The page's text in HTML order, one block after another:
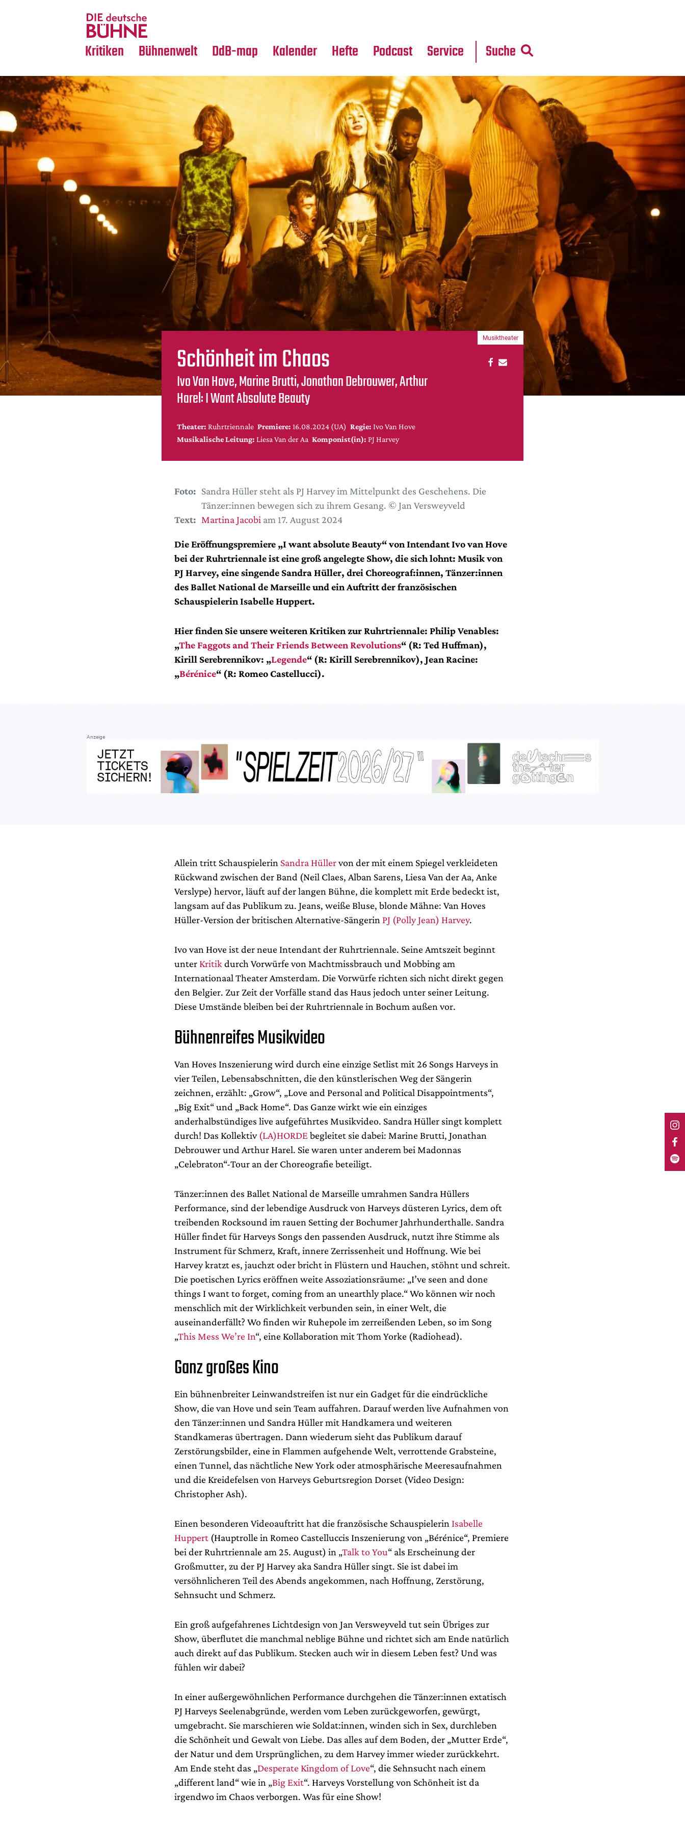
Kritiken
Crossover
Bühnenwelt
Medientipps
DdB-map Kalender Hefte Podcast Service Suche
Schönheit im Chaos
Ivo Van Hove, Marine Brutti, Jonathan Debrouwer, Arthur
Harel: I Want Absolute Beauty
Theater: Ruhrtriennale Premiere: 16.08.2024 (UA) Regie: Ivo Van Hove
Musikalische Leitung: Liesa Van der Aa Komponist(in): PJ Harvey
Musiktheater
Foto: Sandra Hüller steht als PJ Harvey im Mittelpunkt des Geschehens. Die
Tänzer:innen bewegen sich zu ihrem Gesang. © Jan Versweyveld
Text: Martina Jacobi am 17. August 2024
Die Eröffnungspremiere „I want absolute Beauty“ von Intendant Ivo van Hove
bei der Ruhrtriennale ist eine groß angelegte Show, die sich lohnt: Musik von
PJ Harvey, eine singende Sandra Hüller, drei Choreograf:innen, Tänzer:innen
des Ballet National de Marseille und ein Auftritt der französischen
Schauspielerin Isabelle Huppert.
Hier finden Sie unsere weiteren Kritiken zur Ruhrtriennale: Philip Venables:
„The Faggots and Their Friends Between Revolutions“ (R: Ted Huffman),
Kirill Serebrennikov: „Legende“ (R: Kirill Serebrennikov), Jean Racine:
„Bérénice“ (R: Romeo Castellucci).
Anzeige
Allein tritt Schauspielerin Sandra Hüllervon der mit einem Spiegel verkleideten
Rückwand zwischen der Band (Neil Claes, Alban Sarens, Liesa Van der Aa, Anke
Verslype) hervor, läuft auf der langen Bühne, die komplett mit Erde bedeckt ist,
langsam auf das Publikum zu. Jeans, weiße Bluse, blonde Mähne: Van Hoves
Hüller-Version der britischen Alternative-Sängerin PJ (Polly Jean) Harvey.
Ivo van Hove ist der neue Intendant der Ruhrtriennale. Seine Amtszeit beginnt
unter Kritik durch Vorwürfe von Machtmissbrauch und Mobbing am
Internationaal Theater Amsterdam. Die Vorwürfe richten sich nicht direkt gegen
den Belgier. Zur Zeit der Vorfälle stand das Haus jedoch unter seiner Leitung.
Diese Umstände bleiben bei der Ruhrtriennale in Bochum außen vor.
Bühnenreifes Musikvideo
Van Hoves Inszenierung wird durch eine einzige Setlist mit 26 Songs Harveys in
vier Teilen, Lebensabschnitten, die den künstlerischen Weg der Sängerin
zeichnen, erzählt: „Grow“, „Love and Personal and Political Disappointments“,
„Big Exit“ und „Back Home“. Das Ganze wirkt wie ein einziges
anderhalbstündiges live aufgeführtes Musikvideo. Sandra Hüller singt komplett
durch! Das Kollektiv (LA)HORDEbegleitet sie dabei: Marine Brutti, Jonathan
Debrouwer und Arthur Harel. Sie waren unter anderem bei Madonnas
„Celebraton“-Tour an der Choreografie beteiligt.
Tänzer:innen des Ballet National de Marseille umrahmen Sandra Hüllers
Performance, sind der lebendige Ausdruck von Harveys düsteren Lyrics, dem oft
treibenden Rocksound im rauen Setting der Bochumer Jahrhunderthalle. Sandra
Hüller findet für Harveys Songs den passenden Ausdruck, nutzt ihre Stimme als
Instrument für Schmerz, Kraft, innere Zerrissenheit und Hoffnung. Wie bei
Harvey kratzt es, jauchzt oder bricht in Flüstern und Hauchen, stöhnt und schreit.
Die poetischen Lyrics eröffnen weite Assoziationsräume: „I’ve seen and done
things I want to forget, coming from an unearthly place.“ Wo können wir noch
menschlich mit der Wirklichkeit verbunden sein, in einer Welt, die
auseinanderfällt? Wo finden wir Ruhepole im zerreißenden Leben, so im Song
„This Mess We’re In“, eine Kollaboration mit Thom Yorke (Radiohead).
Ganz großes Kino
Ein bühnenbreiter Leinwandstreifen ist nur ein Gadget für die eindrückliche
Show, die van Hove und sein Team auffahren. Darauf werden live Aufnahmen von
den Tänzer:innen und Sandra Hüller mit Handkamera und weiteren
Standkameras übertragen. Dann wiederum sieht das Publikum darauf
Zerstörungsbilder, eine in Flammen aufgehende Welt, verrottende Grabsteine,
einen Tunnel, das nächtliche New York oder atmosphärische Meeresaufnahmen
und die Kreidefelsen von Harveys Geburtsregion Dorset (Video Design:
Christopher Ash).
Einen besonderen Videoauftritt hat die französische Schauspielerin Isabelle
Huppert (Hauptrolle in Romeo Castelluccis Inszenierung von „Bérénice“, Premiere
bei der Ruhrtriennale am 25. August) in „Talk to You“ als Erscheinung der
Großmutter, zu der PJ Harvey aka Sandra Hüller singt. Sie ist dabei im
versöhnlicheren Teil des Abends angekommen, nach Hoffnung, Zerstörung,
Sehnsucht und Schmerz.
Ein groß aufgefahrenes Lichtdesign von Jan Versweyveld tut sein Übriges zur
Show, überflutet die manchmal neblige Bühne und richtet sich am Ende natürlich
auch direkt auf das Publikum. Stecken auch wir in diesem Leben fest? Und was
fühlen wir dabei?
In einer außergewöhnlichen Performance durchgehen die Tänzer:innen extatisch
PJ Harveys Seelenabgründe, werden vom Leben zurückgeworfen, gewürgt,
umgebracht. Sie marschieren wie Soldat:innen, winden sich in Sex, durchleben
die Schönheit und Gewalt von Liebe. Das alles auf dem Boden, der „Mutter Erde“,
der Natur und dem Ursprünglichen, zu dem Harvey immer wieder zurückkehrt.
Am Ende steht das „Desperate Kingdom of Love“, die Sehnsucht nach einem
„different land“ wie in „Big Exit“. Harveys Vorstellung von Schönheit ist da
irgendwo im Chaos verborgen. Was für eine Show!